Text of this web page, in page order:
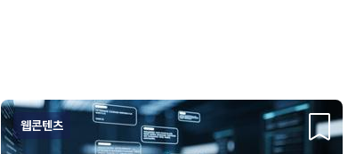
웹콘텐츠